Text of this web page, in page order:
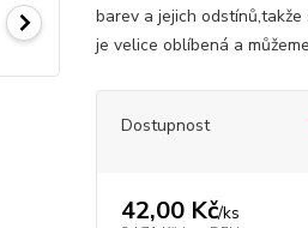
barev a jejich
je velice oblíbená a
Dostupnost
42,00 Kč/ks